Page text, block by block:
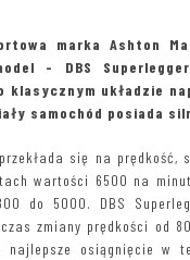
marka Ashton
- DBS
klasycznym układzie
samochód posiada
się na
wartości 6500 na
do 5000. DBS
zmiany prędkości od
najlepsze osiągnięcie w